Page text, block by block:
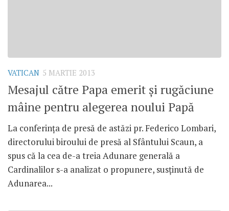
VATICAN 5 MARTIE 2013
Mesajul către Papa emerit şi rugăciune
mâine pentru alegerea noului Papă
La conferinţa de presă de astăzi pr. Federico Lombari,
directorului biroului de presă al Sfântului Scaun, a
spus că la cea de-a treia Adunare generală a
Cardinalilor s-a analizat o propunere, susţinută de
Adunarea...